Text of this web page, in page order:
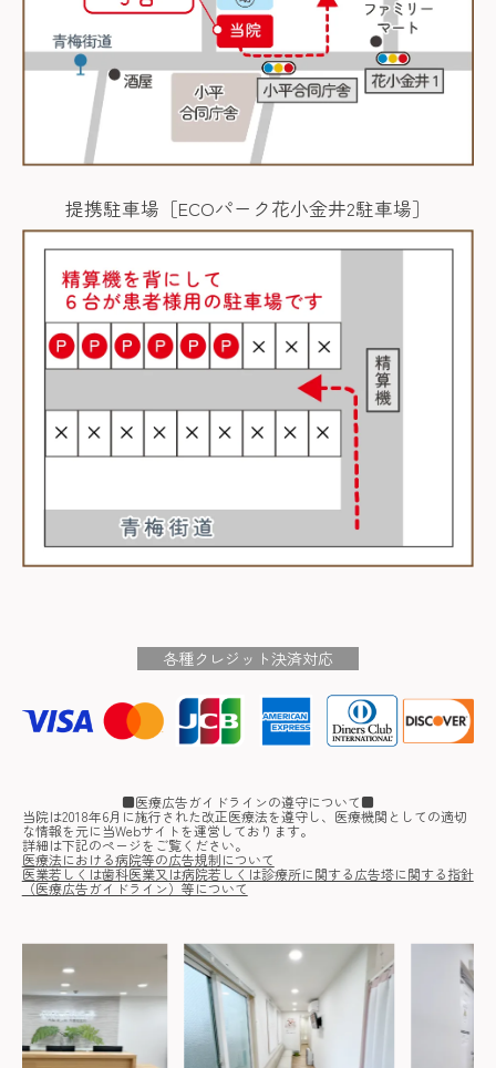
提携駐車場［ECOパーク花小金井2駐車場］
各種クレジット決済対応
■医療広告ガイドラインの遵守について■
当院は2018年6月に施行された改正医療法を遵守し、医療機関としての適切
な情報を元に当Webサイトを運営しております。
詳細は下記のページをご覧ください。
医療法における病院等の広告規制について
医業若しくは歯科医業又は病院若しくは診療所に関する広告塔に関する指針
（医療広告ガイドライン）等について